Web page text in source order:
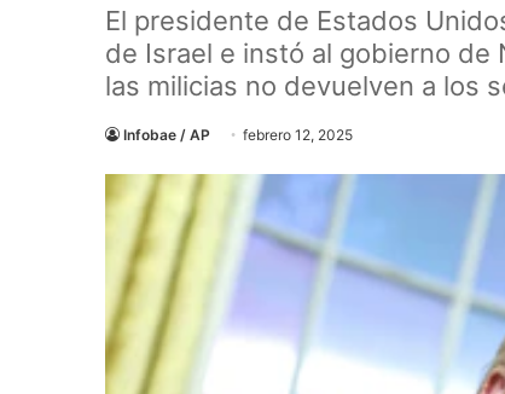
El presidente de Estados
de Israel e instó al gobierno de
las milicias no devuelven a los
Infobae / AP febrero 12, 2025